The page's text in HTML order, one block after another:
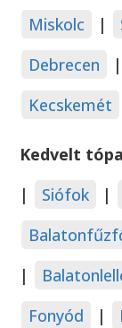
Miskolc
|
Debrecen
|
Kecskemét
Kedvelt
|
Siófok |
|
Fonyód
|